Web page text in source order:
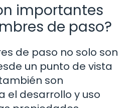
importantes
de paso?
de paso no solo son
un punto de vista
son
el desarrollo y uso